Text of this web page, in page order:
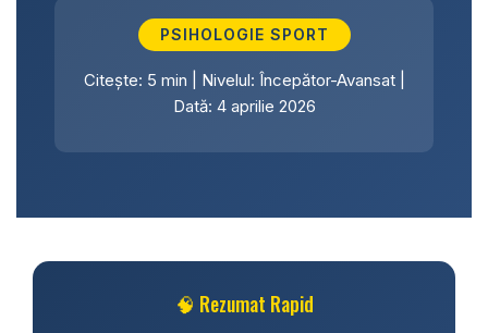
SUPORT BIDON SI BIDON
APARATORI NOROI
Accesorii Remorca
PLACUTE FRANA DISC
SABOTI FRANA
PSIHOLOGIE SPORT
Citește: 5 min | Nivelul: Începător-Avansat |
Dată: 4 aprilie 2026
🧠 Rezumat Rapid